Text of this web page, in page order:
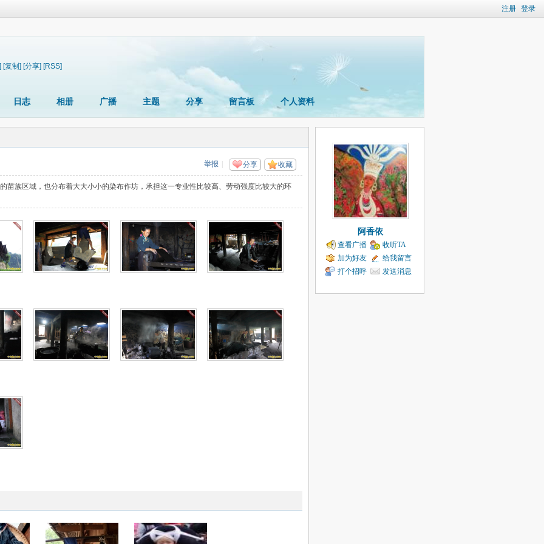
注册 登录
[复制] [分享] [RSS]
日志 相册 广播 主题 分享 留言板 个人资料
收藏
分享
举报
苗族区域，也分布着大大小小的染布作坊，承担这一专业性比较高、劳动强度比较大的环
阿香依
查看广播
收听TA
加为好友
给我留言
打个招呼
发送消息